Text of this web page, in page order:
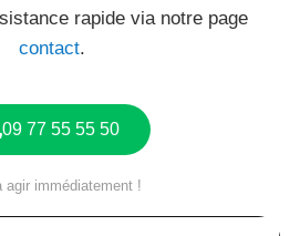
rapide via notre page
contact.
09 77 55 55 50
agir immédiatement !